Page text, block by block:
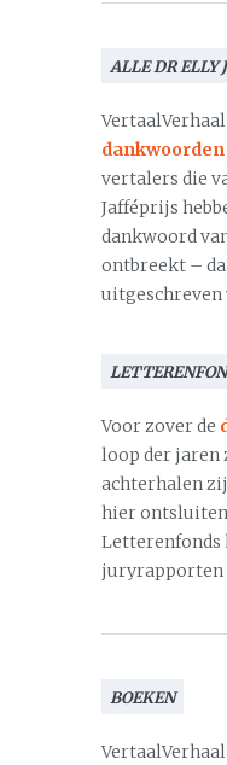
ALLE DR ELLY
dankwoorden
vertalers die
Jafféprijs
dankwoord
ontbreekt –
uitgeschreven
Voor zover de
loop der jaren
achterhalen
hier
Letterenfonds
juryrapporten
BOEKEN